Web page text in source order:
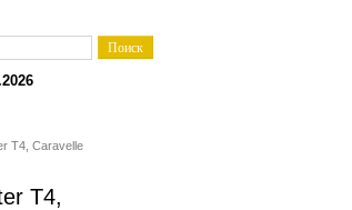
T4, Caravelle
T4,